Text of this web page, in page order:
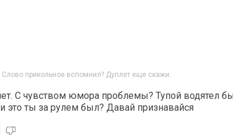
Слово прикольное вспомнил? Дуплет еще скажи.
С чувством юмора проблемы? Тупой водятел
это ты за рулем был? Давай признавайся